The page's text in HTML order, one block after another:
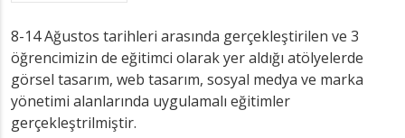
8-14 Ağustos tarihleri arasında gerçekleştirilen ve 3
öğrencimizin de eğitimci olarak yer aldığı atölyelerde
görsel tasarım, web tasarım, sosyal medya ve marka
yönetimi alanlarında uygulamalı eğitimler
gerçekleştrilmiştir.